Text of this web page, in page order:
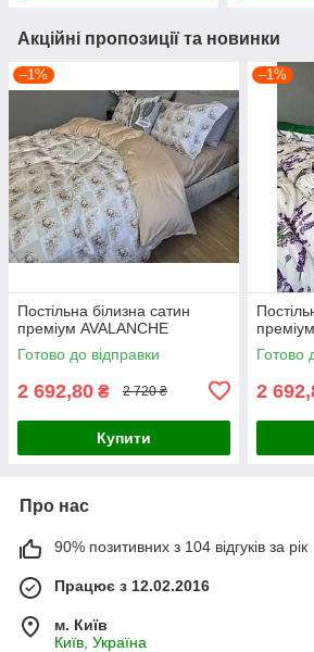
Акційні пропозиції та новинки
–1%
Постільна білизна сатин
преміум AVALANCHE
Готово до відправки
2 692,80 ₴ 2 720 ₴
Купити
–1%
Готово
2
Про нас
90% позитивних з 104 відгуків за рік
Працює з 12.02.2016
м. Київ
Київ, Україна